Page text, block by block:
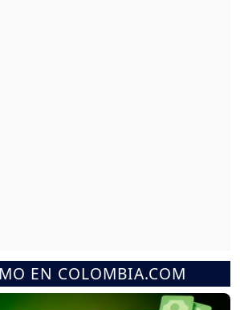
EN COLOMBIA.COM